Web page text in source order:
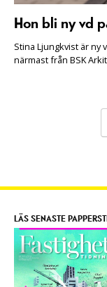
Hon bli ny vd
Stina Ljungkvist är ny
närmast från BSK
LÄS SENASTE